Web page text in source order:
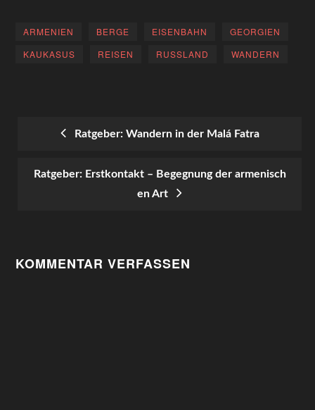
ARMENIEN BERGE EISENBAHN
GEORGIEN
KAUKASUS
REISEN RUSSLAND WANDERN
POST
NAVIGATION
Ratgeber: Wandern in der Malá Fatra
Ratgeber: Erstkontakt – Begegnung der armenisch
en Art
KOMMENTAR VERFASSEN